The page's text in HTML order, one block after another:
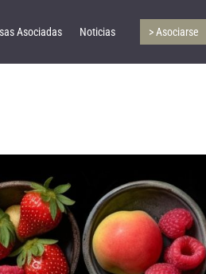
Asociadas Noticias > Asociarse